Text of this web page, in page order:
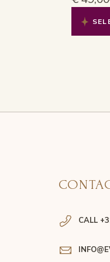
Price
range:
€ 49,00
through
CALL